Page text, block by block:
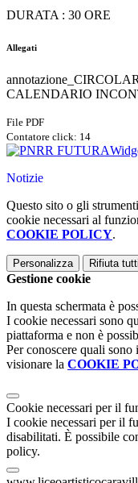
DURATA : 30 ORE
Allegati
CALENDARIO
File PDF
Contatore click: 14
Notizie
Questo sito o gli
cookie necessari al
COOKIE POLICY.
Personalizza Rifiuta tutti
Gestione cookie
In questa schermata è
I cookie necessari sono
piattaforma e non è
Per conoscere quali
visionare la COOKIE
Cookie necessari per il
I cookie necessari per il
disabilitati. È possibile
policy.